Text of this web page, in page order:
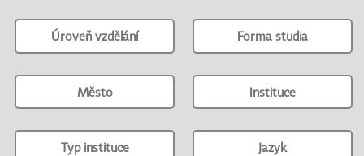
Úroveň vzdělání Forma studia
Město Instituce
Typ instituce Jazyk